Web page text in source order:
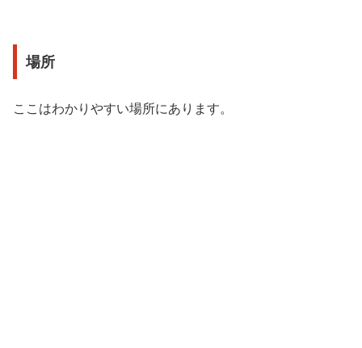
場所
ここはわかりやすい場所にあります。